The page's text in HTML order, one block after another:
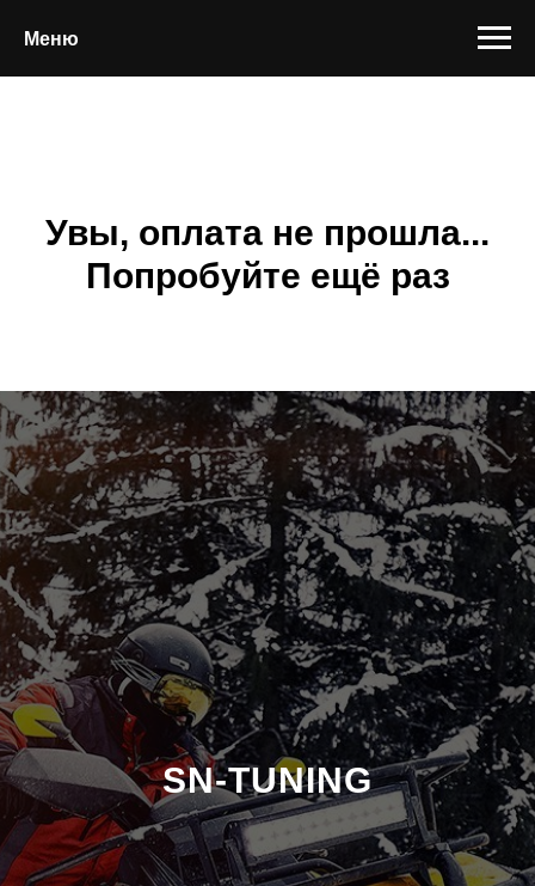
Меню
Увы, оплата не прошла...
Попробуйте ещё раз
SN-TUNING